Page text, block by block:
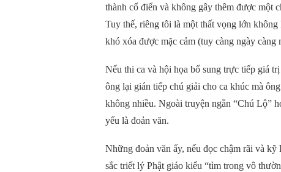
thành cổ điển và không gây thêm được một
Tuy thế, riêng tôi là một thất vọng lớn
khó xóa được mặc cảm (tuy càng ngày
Nếu thi ca và hội họa bổ sung trực tiếp giá
ông lại gián tiếp chú giải cho ca khúc mà
không nhiều. Ngoài truyện ngắn “Chú Lộ”
yếu là đoản văn.
Những đoản văn ấy, nếu đọc chậm rãi và
sắc triết lý Phật giáo kiểu “tìm trong vô